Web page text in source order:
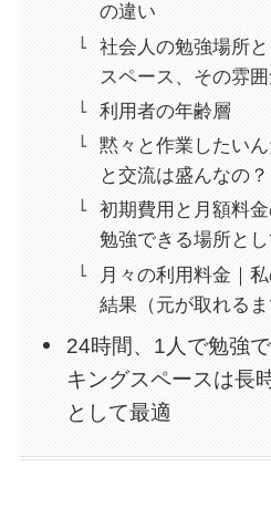
の違い
社会人の勉強場所
スペース、その雰
利用者の年齢層
黙々と作業したい
と交流は盛んなの？
初期費用と月額料
勉強できる場所と
月々の利用料金｜
結果（元が取れるま
24時間、1人で勉強
キングスペースは長
として最適